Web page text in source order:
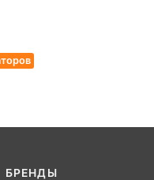
БРЕНДЫ